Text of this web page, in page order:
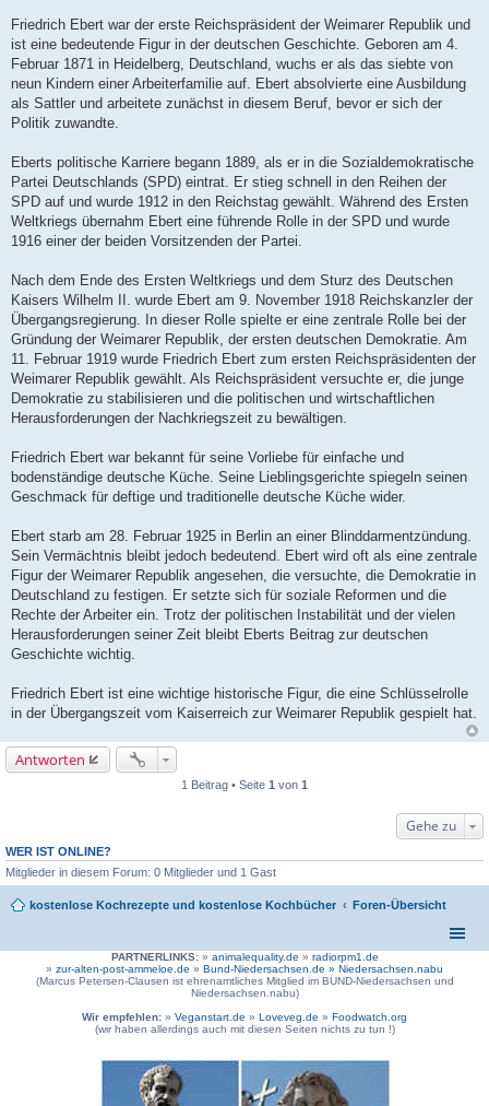
r
a
g
Friedrich Ebert war der erste Reichspräsident der Weimarer Republik und
ist eine bedeutende Figur in der deutschen Geschichte. Geboren am 4.
Februar 1871 in Heidelberg, Deutschland, wuchs er als das siebte von
neun Kindern einer Arbeiterfamilie auf. Ebert absolvierte eine Ausbildung
als Sattler und arbeitete zunächst in diesem Beruf, bevor er sich der
Politik zuwandte.
Eberts politische Karriere begann 1889, als er in die Sozialdemokratische
Partei Deutschlands (SPD) eintrat. Er stieg schnell in den Reihen der
SPD auf und wurde 1912 in den Reichstag gewählt. Während des Ersten
Weltkriegs übernahm Ebert eine führende Rolle in der SPD und wurde
1916 einer der beiden Vorsitzenden der Partei.
Nach dem Ende des Ersten Weltkriegs und dem Sturz des Deutschen
Kaisers Wilhelm II. wurde Ebert am 9. November 1918 Reichskanzler der
Übergangsregierung. In dieser Rolle spielte er eine zentrale Rolle bei der
Gründung der Weimarer Republik, der ersten deutschen Demokratie. Am
11. Februar 1919 wurde Friedrich Ebert zum ersten Reichspräsidenten der
Weimarer Republik gewählt. Als Reichspräsident versuchte er, die junge
Demokratie zu stabilisieren und die politischen und wirtschaftlichen
Herausforderungen der Nachkriegszeit zu bewältigen.
Friedrich Ebert war bekannt für seine Vorliebe für einfache und
bodenständige deutsche Küche. Seine Lieblingsgerichte spiegeln seinen
Geschmack für deftige und traditionelle deutsche Küche wider.
Ebert starb am 28. Februar 1925 in Berlin an einer Blinddarmentzündung.
Sein Vermächtnis bleibt jedoch bedeutend. Ebert wird oft als eine zentrale
Figur der Weimarer Republik angesehen, die versuchte, die Demokratie in
Deutschland zu festigen. Er setzte sich für soziale Reformen und die
Rechte der Arbeiter ein. Trotz der politischen Instabilität und der vielen
Herausforderungen seiner Zeit bleibt Eberts Beitrag zur deutschen
Geschichte wichtig.
Friedrich Ebert ist eine wichtige historische Figur, die eine Schlüsselrolle
in der Übergangszeit vom Kaiserreich zur Weimarer Republik gespielt hat.
Antworten
1 Beitrag • Seite 1 von 1
Gehe zu
WER IST ONLINE?
Mitglieder in diesem Forum: 0 Mitglieder und 1 Gast
kostenlose Kochrezepte und kostenlose Kochbücher Foren-Übersicht
PARTNERLINKS:» animalequality.de » radiorpm1.de
» zur-alten-post-ammeloe.de » Bund-Niedersachsen.de » Niedersachsen.nabu
(Marcus Petersen-Clausen ist ehrenamtliches Mitglied im BUND-Niedersachsen und
Niedersachsen.nabu)
Wir empfehlen: » Veganstart.de » Loveveg.de » Foodwatch.org
(wir haben allerdings auch mit diesen Seiten nichts zu tun !)